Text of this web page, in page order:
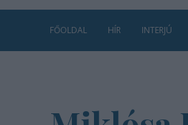
FŐOLDAL HÍR INTERJÚ